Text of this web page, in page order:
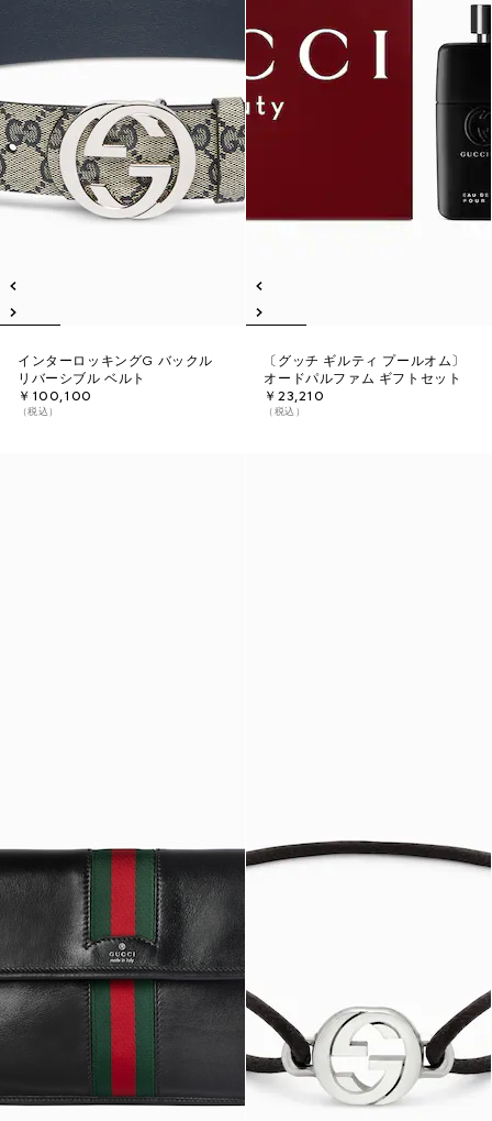
インターロッキングG バックル
リバーシブル ベルト
￥100,100
（税込）
〔グッチ ギルティ プールオム〕
オードパルファム ギフトセット
￥23,210
（税込）